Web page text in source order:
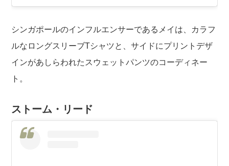
シンガポールのインフルエンサーであるメイは、カラフ
ルなロングスリーブTシャツと、サイドにプリントデザ
インがあしらわれたスウェットパンツのコーディネー
ト。
ストーム・リード